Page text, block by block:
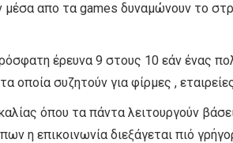
μέσα απο τα games δυναμώνουν το
έρευνα 9 στους 10 εάν ένας
συζητούν για φίρμες ,
όπου τα πάντα λειτουργούν
η επικοινωνία διεξάγεται πιό